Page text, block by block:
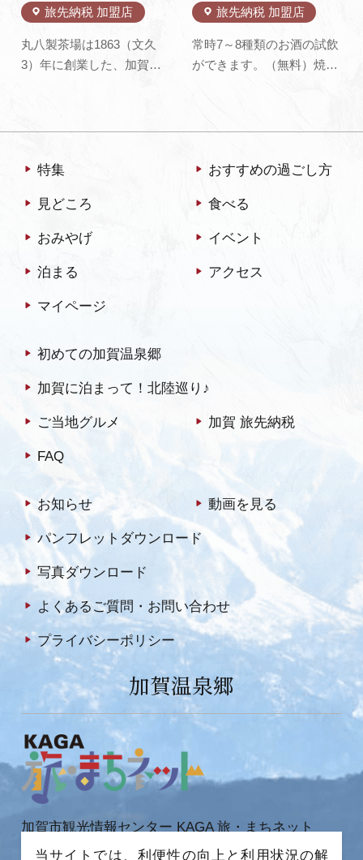
旅先納税 加盟店
丸八製茶場は1863（文久
3）年に創業した、加賀棒
昭和天皇に献上したことか
茶」は一番摘みの良質な茎
い香りとすっきり…
旅先納税 加盟店
常時7～8種類のお酒の試飲
ができます。（無料）焼印
ょう！⇒焼印体験（加賀酒
特集 おすすめの過ごし方
見どころ 食べる
おみやげ イベント
泊まる アクセス
マイページ
初めての加賀温泉郷
加賀に泊まって！北陸巡り♪
ご当地グルメ 加賀 旅先納税
FAQ
お知らせ 動画を見る
パンフレットダウンロード
写真ダウンロード
よくあるご質問・お問い合わせ
プライバシーポリシー
加賀温泉郷
加賀市観光情報センター KAGA 旅・まちネット
〒922-0423
当サイトでは、利便性の向上と利用状況の解